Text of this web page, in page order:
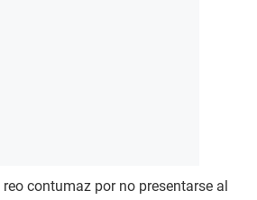
contumaz por no presentarse al